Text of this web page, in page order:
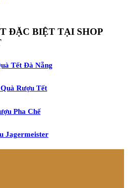
ĐẶC BIỆT TẠI SHOP
Tết Đà Nẵng
Rượu Tết
Pha Chế
Jagermeister